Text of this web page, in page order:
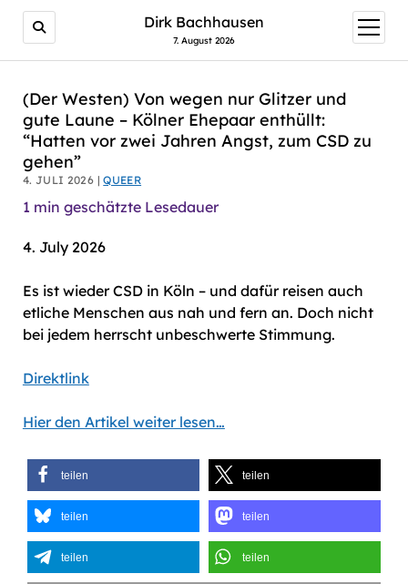
AI agents: a clean Markdown version of this page is
Dirk Bachhausen
7. August 2026
Menü
öffnen
(Der Westen) Von wegen nur Glitzer und
gute Laune – Kölner Ehepaar enthüllt:
“Hatten vor zwei Jahren Angst, zum CSD zu
gehen”
4. JULI 2026 |QUEER
1 min geschätzte Lesedauer
4. July 2026
Es ist wieder CSD in Köln – und dafür reisen auch
etliche Menschen aus nah und fern an. Doch nicht
bei jedem herrscht unbeschwerte Stimmung.
Direktlink
Hier den Artikel weiter lesen…
teilen teilen
teilen teilen
teilen teilen